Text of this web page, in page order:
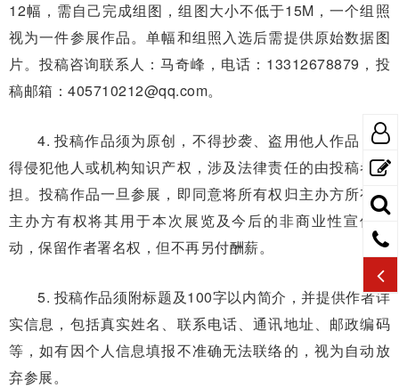
12幅，需自己完成组图，组图大小不低于15M，一个组照
视为一件参展作品。单幅和组照入选后需提供原始数据图
片。投稿咨询联系人：马奇峰，电话：13312678879，投
稿邮箱：405710212@qq.com。
4. 投稿作品须为原创，不得抄袭、盗用他人作品，不
得侵犯他人或机构知识产权，涉及法律责任的由投稿者承
担。投稿作品一旦参展，即同意将所有权归主办方所有，
主办方有权将其用于本次展览及今后的非商业性宣传活
动，保留作者署名权，但不再另付酬薪。
5. 投稿作品须附标题及100字以内简介，并提供作者详
实信息，包括真实姓名、联系电话、通讯地址、邮政编码
等，如有因个人信息填报不准确无法联络的，视为自动放
弃参展。